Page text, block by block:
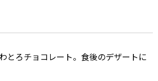
とろチョコレート。食後のデザートに